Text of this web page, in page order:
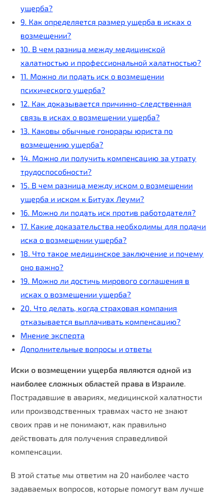
ущерба?
9. Как определяется размер ущерба в исках о
возмещении?
10. В чем разница между медицинской
халатностью и профессиональной халатностью?
11. Можно ли подать иск о возмещении
психического ущерба?
12. Как доказывается причинно-следственная
связь в исках о возмещении ущерба?
13. Каковы обычные гонорары юриста по
возмещению ущерба?
14. Можно ли получить компенсацию за утрату
трудоспособности?
15. В чем разница между иском о возмещении
ущерба и иском к Битуах Леуми?
16. Можно ли подать иск против работодателя?
17. Какие доказательства необходимы для подачи
иска о возмещении ущерба?
18. Что такое медицинское заключение и почему
оно важно?
19. Можно ли достичь мирового соглашения в
исках о возмещении ущерба?
20. Что делать, когда страховая компания
отказывается выплачивать компенсацию?
Мнение эксперта
Дополнительные вопросы и ответы
Иски о возмещении ущерба являются одной из
наиболее сложных областей права в Израиле.
Пострадавшие в авариях, медицинской халатности
или производственных травмах часто не знают
своих прав и не понимают, как правильно
действовать для получения справедливой
компенсации.
В этой статье мы ответим на 20 наиболее часто
задаваемых вопросов, которые помогут вам лучше